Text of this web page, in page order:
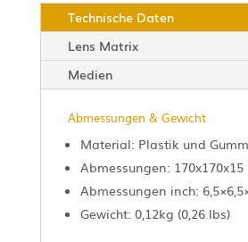
Technische Daten
Lens Matrix
Medien
Abmessungen & Gewicht
Material: Plastik und
Abmessungen: 170x170x15
Abmessungen inch:
Gewicht: 0,12kg (0,26 lbs)